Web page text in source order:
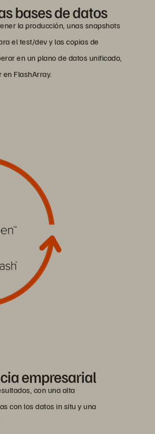
bases de datos
la producción, unas snapshots
el test/dev y las copias de
en un plano de datos unificado,
FlashArray.
empresarial
con una alta
con los datos in situ y una